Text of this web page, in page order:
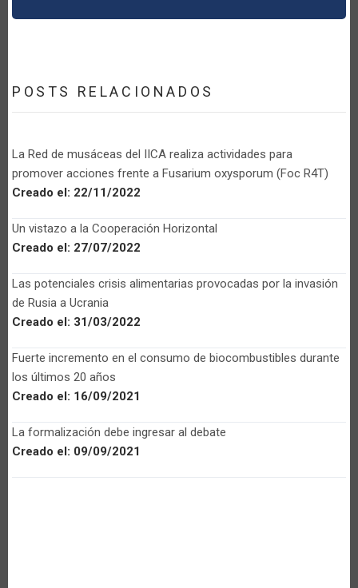
POSTS RELACIONADOS
La Red de musáceas del IICA realiza actividades para
promover acciones frente a Fusarium oxysporum (Foc R4T)
Creado el: 22/11/2022
Un vistazo a la Cooperación Horizontal
Creado el: 27/07/2022
Las potenciales crisis alimentarias provocadas por la invasión
de Rusia a Ucrania
Creado el: 31/03/2022
Fuerte incremento en el consumo de biocombustibles durante
los últimos 20 años
Creado el: 16/09/2021
La formalización debe ingresar al debate
Creado el: 09/09/2021